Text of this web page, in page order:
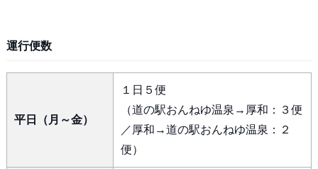
運行便数
平日（月～金）
１日５便
（道の駅おんねゆ温泉→厚和：３便
／厚和→道の駅おんねゆ温泉：２
便）